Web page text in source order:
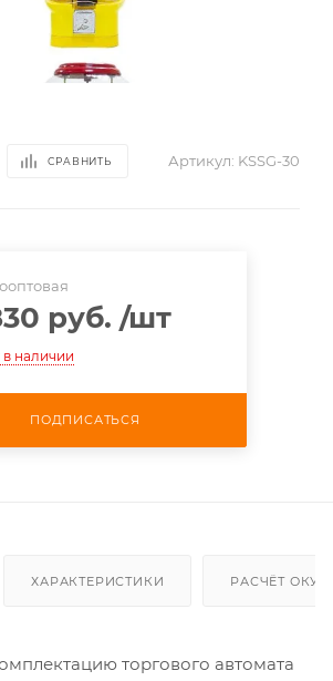
СРАВНИТЬ Артикул: KSSG-30
руб. /шт
в наличии
ПОДПИСАТЬСЯ
ХАРАКТЕРИСТИКИ РАСЧЁТ
торгового автомата